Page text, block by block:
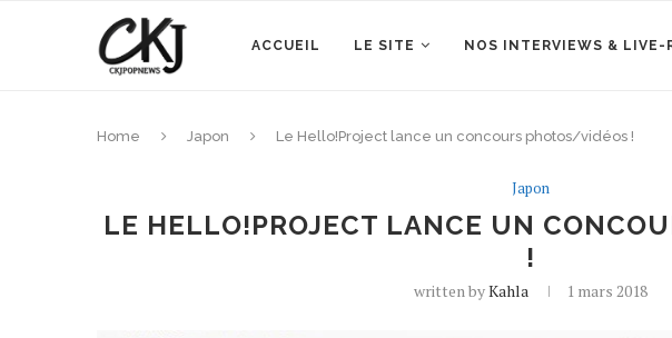
ACCUEIL LE SITE NOS INTERVIEWS & LIVE-
Home Japon Le Hello!Project lance un concours photos/vidéos !
Japon
LE HELLO!PROJECT LANCE UN
!
written byKahla 1 mars 2018